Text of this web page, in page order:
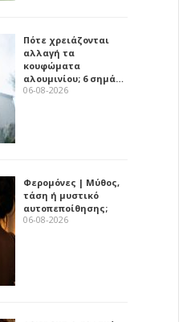
Πότε χρειάζονται
αλλαγή τα
κουφώματα
αλουμινίου; 6 σημά…
06-08-2026
Φερομόνες | Μύθος,
τάση ή μυστικό
αυτοπεποίθησης;
06-08-2026